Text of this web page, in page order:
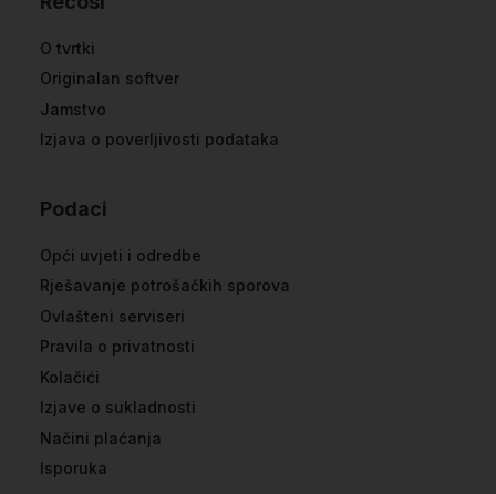
O tvrtki
Originalan softver
Jamstvo
Izjava o poverljivosti podataka
Podaci
Opći uvjeti i odredbe
Rješavanje potrošačkih sporova
Ovlašteni serviseri
Pravila o privatnosti
Kolačići
Izjave o sukladnosti
Načini plaćanja
Isporuka